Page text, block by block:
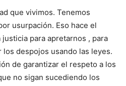
que vivimos. Tenemos
usurpación. Eso hace el
para apretarnos , para
despojos usando las leyes.
de garantizar el respeto a los
no sigan sucediendo los